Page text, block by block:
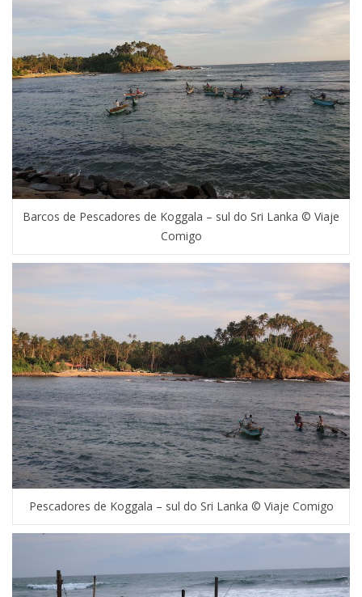
Barcos de Pescadores de Koggala – sul do Sri Lanka © Viaje
Comigo
Pescadores de Koggala – sul do Sri Lanka © Viaje Comigo